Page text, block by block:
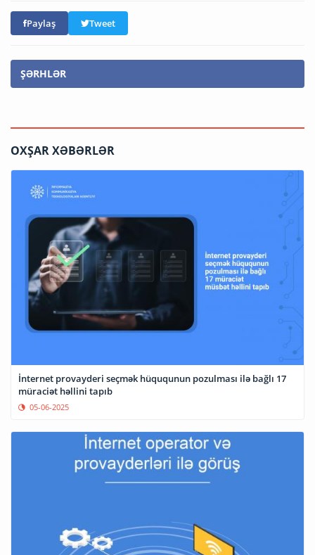
Paylaş Tweet
ŞƏRHLƏR
OXŞAR XƏBƏRLƏR
İnternet provayderi seçmək hüququnun pozulması ilə bağlı 17
müraciət həllini tapıb
05-06-2025